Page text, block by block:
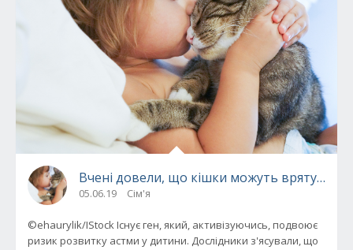
Вчені довели, що кішки можуть врятувати
05.06.19 Сім'я
©ehaurylik/IStock Існує ген, який, активізуючись, подвоює
ризик розвитку астми у дитини. Дослідники з'ясували, що